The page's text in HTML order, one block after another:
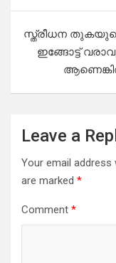
സ്ത്രീധന
ഇങ്ങോട്ട്
Leave a
Your email address
are marked *
Comment *